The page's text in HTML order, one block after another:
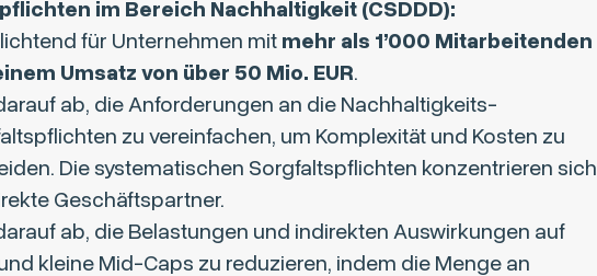
im Bereich Nachhaltigkeit (CSDDD):
für Unternehmen mitmehr als 1’000 Mitarbeitenden
Umsatz von über 50 Mio. EUR.
ab, die Anforderungen an die Nachhaltigkeits-
zu vereinfachen, um Komplexität und Kosten zu
Die systematischen Sorgfaltspflichten konzentrieren sich
Geschäftspartner.
ab, die Belastungen und indirekten Auswirkungen auf
kleine Mid-Caps zu reduzieren, indem die Menge an